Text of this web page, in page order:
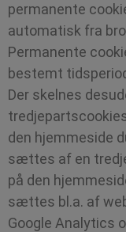
permanente
automatisk fra
Permanente
bestemt
Der skelnes
den hjemmeside
sættes af en
på den
sættes bl.a. af
Google Analytics